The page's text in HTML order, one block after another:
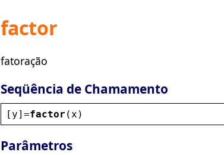
factor
fatoração
Seqüência de Chamamento
[ y]=factor ( x )
Parâmetros